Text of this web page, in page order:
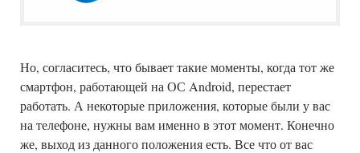
Но, согласитесь, что бывает такие моменты, когда тот же
смартфон, работающей на ОС Android, перестает
работать. А некоторые приложения, которые были у вас
на телефоне, нужны вам именно в этот момент. Конечно
же, выход из данного положения есть. Все что от вас